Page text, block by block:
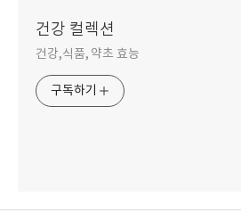
건강 컬렉션
건강,식품, 약초 효능
구독하기